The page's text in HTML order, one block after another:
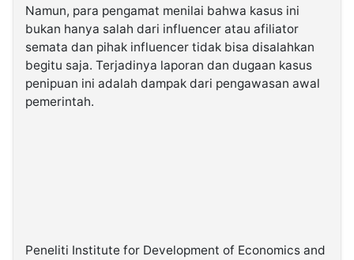
Namun, para pengamat menilai bahwa kasus ini
bukan hanya salah dari influencer atau afiliator
semata dan pihak influencer tidak bisa disalahkan
begitu saja. Terjadinya laporan dan dugaan kasus
penipuan ini adalah dampak dari pengawasan awal
pemerintah.
Peneliti Institute for Development of Economics and